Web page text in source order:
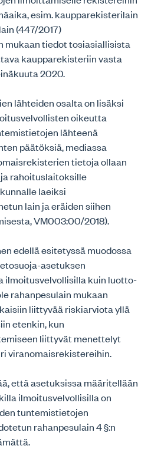
esim. kaupparekisterilain
(447/2017)
mukaan tiedot tosiasiallisista
kaupparekisteriin vasta
2020.
lähteiden osalta on lisäksi
oikeutta
lähteenä
päätöksiä, mediassa
tietoja ollaan
rahoituslaitoksille
laeiksi
lain ja eräiden siihen
VM003:00/2018).
edellä esitetyssä muodossa
asetuksen
ilmoitusvelvollisilla kuin luotto-
rahanpesulain mukaan
liittyvää riskiarviota yllä
etenkin, kun
liittyvät menettelyt
viranomaisrekistereihin.
että asetuksissa määritellään
ilmoitusvelvollisilla on
tuntemistietojen
rahanpesulain 4 §:n